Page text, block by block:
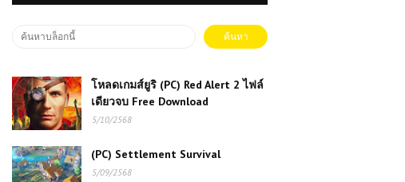
โหลดเกมส์ยูริ (PC) Red Alert 2 ไฟล์
เดียวจบ Free Download
5/10/2568
(PC) Settlement Survival
5/09/2568